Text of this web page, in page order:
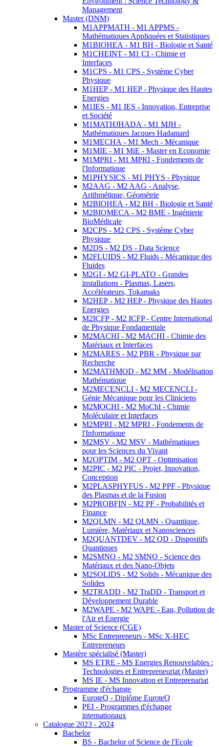
Management
Master (DNM)
M1APPMATH - M1 APPMS -
Mathématiques Appliquées et Statistiques
M1BIOHEA - M1 BH - Biologie et Santé
M1CHEINT - M1 CI - Chimie et
Interfaces
M1CPS - M1 CPS - Système Cyber
Physique
M1HEP - M1 HEP - Physique des Hautes
Energies
M1IES - M1 IES - Innovation, Entreprise
et Société
M1MATHJHADA - M1 MJH -
Mathématiques Jacques Hadamard
M1MECHA - M1 Mech - Mécanique
M1MIE - M1 MiE - Master en Economie
M1MPRI - M1 MPRI - Fondements de
l'Informatique
M1PHYSICS - M1 PHYS - Physique
M2AAG - M2 AAG - Analyse,
Arithmétique, Géométrie
M2BIOHEA - M2 BH - Biologie et Santé
M2BIOMECA - M2 BME - Ingénierie
BioMédicale
M2CPS - M2 CPS - Système Cyber
Physique
M2DS - M2 DS - Data Science
M2FLUIDS - M2 Fluids - Mécanique des
Fluides
M2GI - M2 GI-PLATO - Grandes
installations - Plasmas, Lasers,
Accélérateurs, Tokamaks
M2HEP - M2 HEP - Physique des Hautes
Energies
M2ICFP - M2 ICFP - Centre International
de Physique Fondamentale
M2MACHI - M2 MACHI - Chimie des
Matériaux et Interfaces
M2MARES - M2 PBR - Physique par
Recherche
M2MATHMOD - M2 MM - Modélisation
Mathématique
M2MECENCLI - M2 MECENCLI -
Génie Mécanique pour les Cliniciens
M2MOCHI - M2 MoChI - Chimie
Moléculaire et Interfaces
M2MPRI - M2 MPRI - Fondements de
l'Informatique
M2MSV - M2 MSV - Mathématiques
pour les Sciences du Vivant
M2OPTIM - M2 OPT - Optimisation
M2PIC - M2 PIC - Projet, Innovation,
Conception
M2PLASPHYFUS - M2 PPF - Physique
des Plasmas et de la Fusion
M2PROBFIN - M2 PF - Probabilités et
Finance
M2QLMN - M2 QLMN - Quantique,
Lumière, Matériaux et Nanosciences
M2QUANTDEV - M2 QD - Dispositifs
Quantiques
M2SMNO - M2 SMNO - Science des
Matériaux et des Nano-Objets
M2SOLIDS - M2 Solids - Mécanique des
Solides
M2TRADD - M2 TraDD - Transport et
Développement Durable
M2WAPE - M2 WAPE - Eau, Pollution de
l'Air et Energie
Master of Science (CGE)
MSc Entrepreneurs - MSc X-HEC
Entrepreneurs
Mastère spécialisé (Master)
MS ETRE - MS Energies Renouvelables :
Technologies et Entrepreneuriat (Master)
MS IE - MS Innovation et Entreprenariat
Programme d'échange
EuroteQ - Diplôme EuroteQ
PEI - Programmes d'échange
internationaux
Catalogue 2023 - 2024
Bachelor
BS - Bachelor of Science de l'Ecole